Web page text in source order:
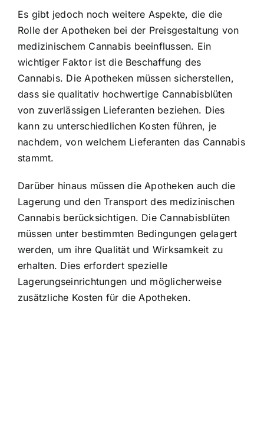
Es gibt jedoch noch weitere Aspekte, die die
Rolle der Apotheken bei der Preisgestaltung von
medizinischem Cannabis beeinflussen. Ein
wichtiger Faktor ist die Beschaffung des
Cannabis. Die Apotheken müssen sicherstellen,
dass sie qualitativ hochwertige Cannabisblüten
von zuverlässigen Lieferanten beziehen. Dies
kann zu unterschiedlichen Kosten führen, je
nachdem, von welchem Lieferanten das Cannabis
stammt.
Darüber hinaus müssen die Apotheken auch die
Lagerung und den Transport des medizinischen
Cannabis berücksichtigen. Die Cannabisblüten
müssen unter bestimmten Bedingungen gelagert
werden, um ihre Qualität und Wirksamkeit zu
erhalten. Dies erfordert spezielle
Lagerungseinrichtungen und möglicherweise
zusätzliche Kosten für die Apotheken.